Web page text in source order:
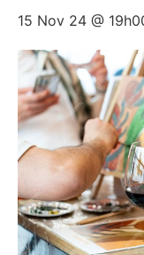
15 Nov 24 @